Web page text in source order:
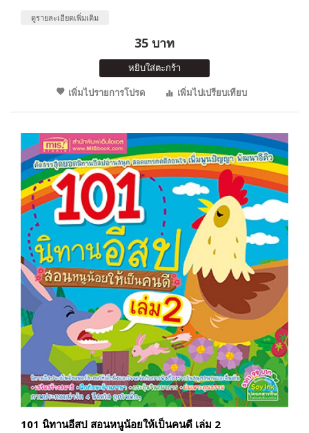
ดูรายละเอียดเพิ่มเติม
35 บาท
หยิบใส่ตะกร้า
เพิ่มไปรายการโปรด
เพิ่มไปเปรียบเทียบ
101 นิทานอีสป สอนหนูน้อยให้เป็นคนดี เล่ม 2